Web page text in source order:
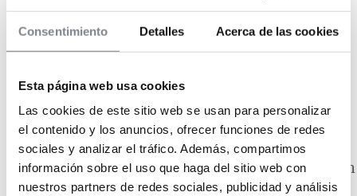
Consentimiento Detalles Acerca de las cookies
Esta página web usa cookies
Las cookies de este sitio web se usan para personalizar
el contenido y los anuncios, ofrecer funciones de redes
sociales y analizar el tráfico. Además, compartimos
información sobre el uso que haga del sitio web con
nuestros partners de redes sociales, publicidad y análisis
los trabajos, sin equipo técnico propio, lo que
reduce notablemente los costes de personal.
Aportación personal de20.000 €, inversión
total de 37.000 €, facturación anual media de
550.000 €.
Aquí Tu Reforma: enseña española fundada en
2019, conmás de 300 licenciatariospresentes